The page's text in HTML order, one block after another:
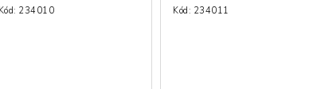
Kód: 234010 Kód: 234011